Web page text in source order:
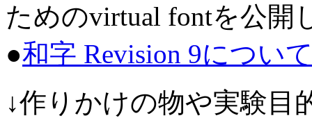
ためのvirtual fontを公開
●和字 Revision 9につい
↓作りかけの物や実験目